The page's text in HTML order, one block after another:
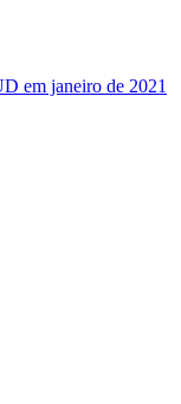
em janeiro de 2021